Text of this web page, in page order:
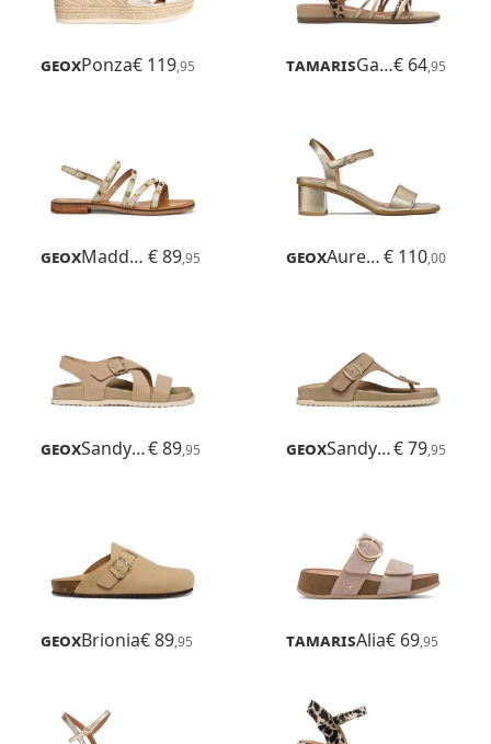
GeoxPonza€ 119,95 Tamaris Gabriella€ 64,95
Geox Maddalusiac € 89,95 Geox Aurely 50€ 110,00
Geox Sandybett€ 89,95 Geox Sandybett€ 79,95
GeoxBrionia€ 89,95 TamarisAlia€ 69,95